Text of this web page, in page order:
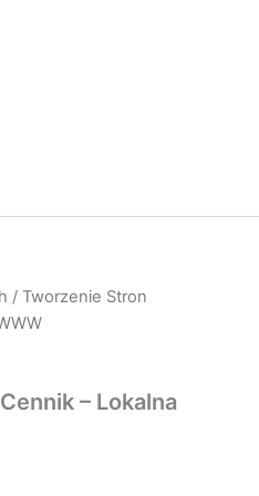
/ Tworzenie Stron
– Lokalna